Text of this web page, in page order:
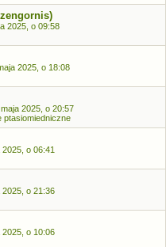
2025, o 09:58
2025, o 18:08
2025, o 20:57
ptasiomiedniczne
2025, o 06:41
2025, o 21:36
2025, o 10:06